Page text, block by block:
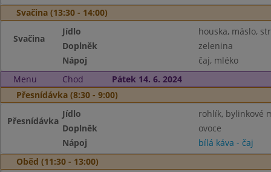
Svačina (13:30 - 14:00)
Svačina
Jídlo
houska, máslo,
Doplněk
zelenina
Nápoj
čaj, mléko
Menu
Chod
Pátek 14. 6. 2024
Přesnídávka (8:30 - 9:00)
Přesnídávka
Jídlo
rohlík, bylinkové
Doplněk
ovoce
Nápoj
bílá káva - čaj
Oběd (11:30 - 13:00)